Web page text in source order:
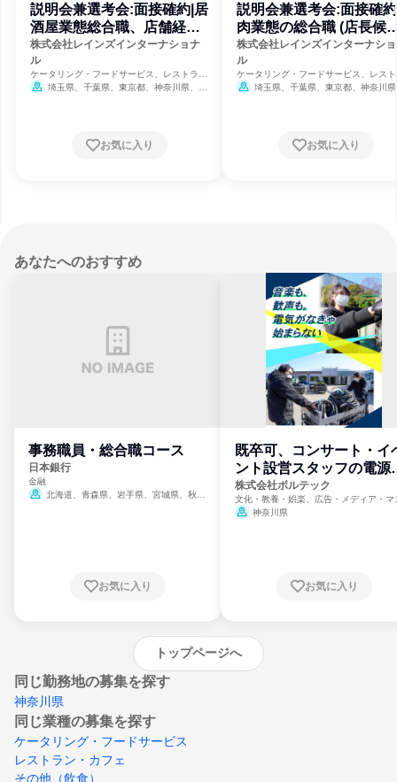
説明会兼選考会:面接確約|居
酒屋業態総合職、店舗経営
RI
株式会社レインズインターナショナ
ル
ケータリング・フードサービス、レストラ
ン・カフェ、飲食
埼玉県、千葉県、東京都、神奈川県、静
お気に入り
説明会兼選考会:面接確
肉業態の総合職 (店長候
補)RI
株式会社レインズインターナシ
ル
ケータリング・フードサービス、レス
ン・カフェ、飲食
埼玉県、千葉県、東京都、神奈川
お気に入り
あなたへのおすすめ
事務職員・総合職コース
日本銀行
金融
北海道、青森県、岩手県、宮城県、秋田
崎県、熊本県、大分県、宮崎県、鹿児島県、
お気に入り
既卒可、コンサート・イ
ント設営スタッフの電源
門
株式会社ボルテック
文化・教養・娯楽、広告・メディア・マ
ミ、電力・ガス・水道・エネルギー
神奈川県
お気に入り
トップページへ
同じ勤務地の募集を探す
神奈川県
同じ業種の募集を探す
ケータリング・フードサービス
レストラン・カフェ
その他（飲食）